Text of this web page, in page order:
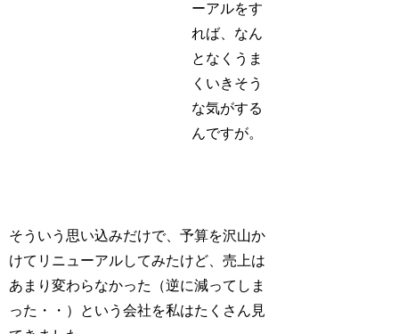
ーアルをす
れば、なん
となくうま
くいきそう
な気がする
んですが。
そういう思い込みだけで、予算を沢山か
けてリニューアルしてみたけど、売上は
あまり変わらなかった（逆に減ってしま
った・・）という会社を私はたくさん見